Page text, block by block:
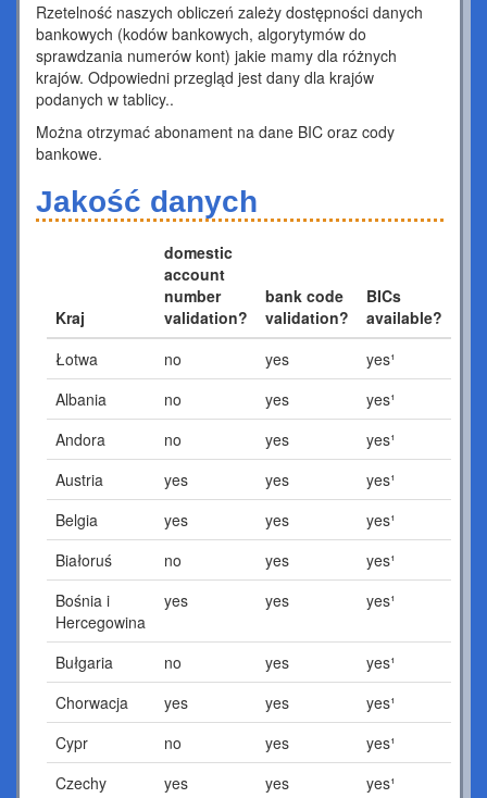
Rzetelność naszych obliczeń zależy dostępności danych
bankowych (kodów bankowych, algorytymów do
sprawdzania numerów kont) jakie mamy dla różnych
krajów. Odpowiedni przegląd jest dany dla krajów
podanych w tablicy..
Można otrzymać abonament na dane BIC oraz cody
bankowe.
Jakość danych
Kraj
domestic
account
number
validation?
bank code
validation?
BICs
available?
Łotwa
no yes
yes¹
Albania
no yes
yes¹
Andora
no yes
yes¹
Austria
yes yes
yes¹
Belgia
yes yes
yes¹
Białoruś
no yes
yes¹
Bośnia i
Hercegowina
yes yes yes¹
Bułgaria no yes
yes¹
Chorwacja
yes yes
yes¹
Cypr
no yes
yes¹
Czechy
yes yes
yes¹